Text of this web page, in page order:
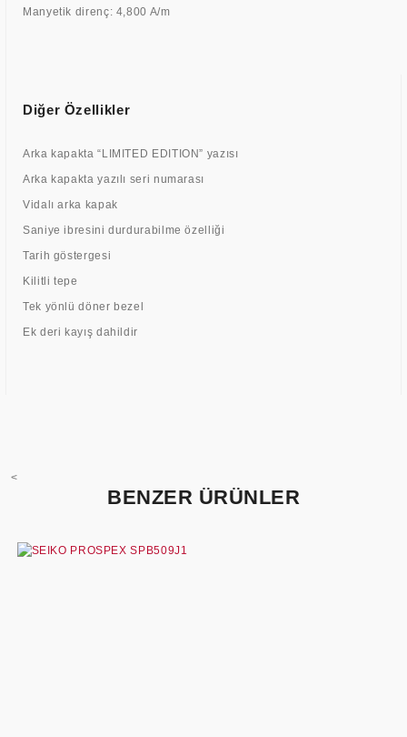
Manyetik direnç: 4,800 A/m
Diğer Özellikler
Arka kapakta “LIMITED EDITION” yazısı
Arka kapakta yazılı seri numarası
Vidalı arka kapak
Saniye ibresini durdurabilme özelliği
Tarih göstergesi
Kilitli tepe
Tek yönlü döner bezel
Ek deri kayış dahildir
<
BENZER ÜRÜNLER